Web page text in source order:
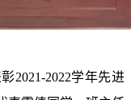
2021-2022学年先进